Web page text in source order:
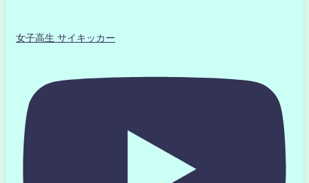
女子高生 サイキッカー